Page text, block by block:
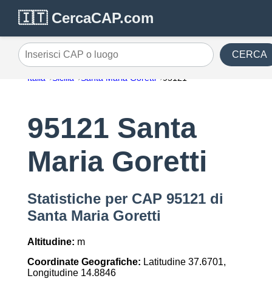
🇮🇹 CercaCAP.com
Inserisci CAP o luogo CERCA
Italia Sicilia Santa Maria Goretti 95121
95121 Santa
Maria Goretti
Statistiche per CAP 95121 di
Santa Maria Goretti
Altitudine: m
Coordinate Geografiche: Latitudine 37.6701,
Longitudine 14.8846